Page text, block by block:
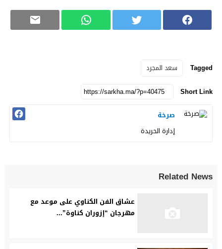
Tagged
سعد المجرد
Short Link
صرخة
إدارة الحريدة
Related News
عشاق الفن الكناوي على موعد مع
مهرجان “إزوران كناوة”...